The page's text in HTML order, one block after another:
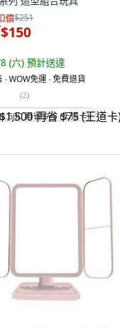
價$251
$150
(六) 預計送達
∙ WOW免運 ∙ 免費退貨
(2)
再省 $75 (王道卡)